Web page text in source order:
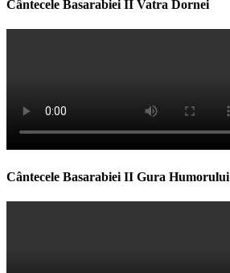
Cântecele Basarabiei II Vatra Dornei
Cântecele Basarabiei II Gura Humorului